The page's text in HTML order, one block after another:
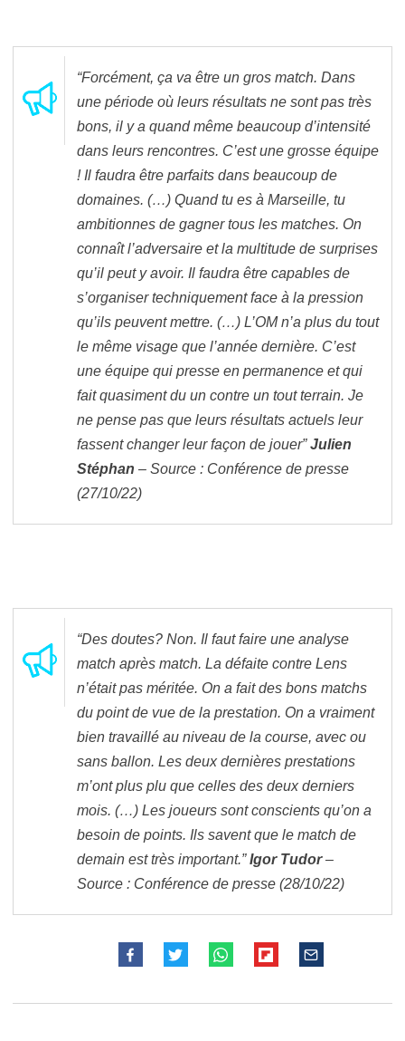
“Forcément, ça va être un gros match. Dans
une période où leurs résultats ne sont pas très
bons, il y a quand même beaucoup d’intensité
dans leurs rencontres. C’est une grosse équipe
! Il faudra être parfaits dans beaucoup de
domaines. (…) Quand tu es à Marseille, tu
ambitionnes de gagner tous les matches. On
connaît l’adversaire et la multitude de surprises
qu’il peut y avoir. Il faudra être capables de
s’organiser techniquement face à la pression
qu’ils peuvent mettre. (…) L’OM n’a plus du tout
le même visage que l’année dernière. C’est
une équipe qui presse en permanence et qui
fait quasiment du un contre un tout terrain. Je
ne pense pas que leurs résultats actuels leur
fassent changer leur façon de jouer”Julien
Stéphan – Source : Conférence de presse
(27/10/22)
“Des doutes? Non. Il faut faire une analyse
match après match. La défaite contre Lens
n’était pas méritée. On a fait des bons matchs
du point de vue de la prestation. On a vraiment
bien travaillé au niveau de la course, avec ou
sans ballon. Les deux dernières prestations
m’ont plus plu que celles des deux derniers
mois. (…) Les joueurs sont conscients qu’on a
besoin de points. Ils savent que le match de
demain est très important.”Igor Tudor–
Source : Conférence de presse (28/10/22)